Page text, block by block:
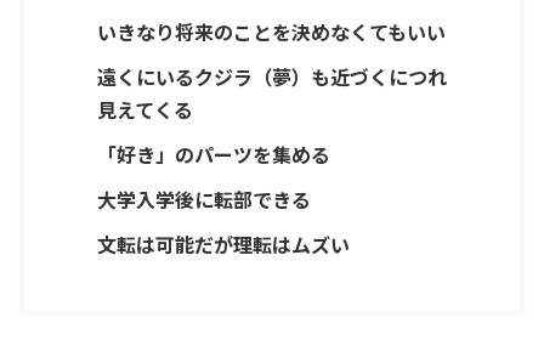
いきなり将来のことを決めなくてもいい
遠くにいるクジラ（夢）も近づくにつれ
見えてくる
「好き」のパーツを集める
大学入学後に転部できる
文転は可能だが理転はムズい